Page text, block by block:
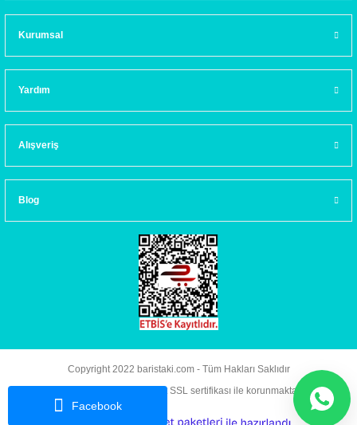
Facebook
Kurumsal
Yardım
Alışveriş
Blog
Copyright 2022 baristaki.com - Tüm Hakları Saklıdır
Kredi kartı bilgileriniz 256bit SSL sertifikası ile korunmaktadır.
e- ile